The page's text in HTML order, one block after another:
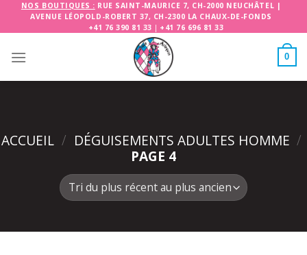
NOS BOUTIQUES : RUE SAINT-MAURICE 7, CH-2000 NEUCHÂTEL |
AVENUE LÉOPOLD-ROBERT 37, CH-2300 LA CHAUX-DE-FONDS
+41 76 390 81 33 | +41 76 696 81 33
0
ACCUEIL / DÉGUISEMENTS ADULTES HOMME /
PAGE 4